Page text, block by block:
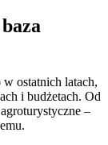
w ostatnich latach,
i budżetach. Od
–